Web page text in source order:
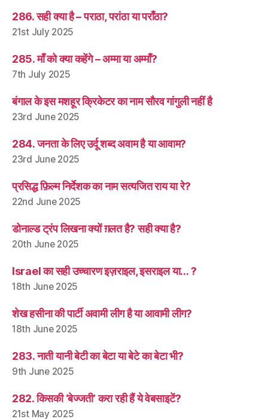
286. सही क्या है – पराठा, परांठा या पराँठा?
21st July 2025
285. माँ को क्या कहेंगे – अम्मा या अम्माँ?
7th July 2025
बंगाल के इस मशहूर क्रिकेटर का नाम सौरव गांगुली नहीं है
23rd June 2025
284. जनता के लिए उर्दू शब्द अवाम है या आवाम?
23rd June 2025
प्रसिद्ध फ़िल्म निर्देशक का नाम सत्यजित राय या रे?
22nd June 2025
डोनाल्ड ट्रंप लिखना क्यों ग़लत है? सही क्या है?
20th June 2025
Israel का सही उच्चारण इज़राइल, इसराइल या… ?
18th June 2025
शेख हसीना की पार्टी अवामी लीग है या आवामी लीग?
18th June 2025
283. नाती यानी बेटी का बेटा या बेटे का बेटा भी?
9th June 2025
282. किसकी ‘बेज्जती’ करा रही हैं ये वेबसाइटें?
21st May 2025